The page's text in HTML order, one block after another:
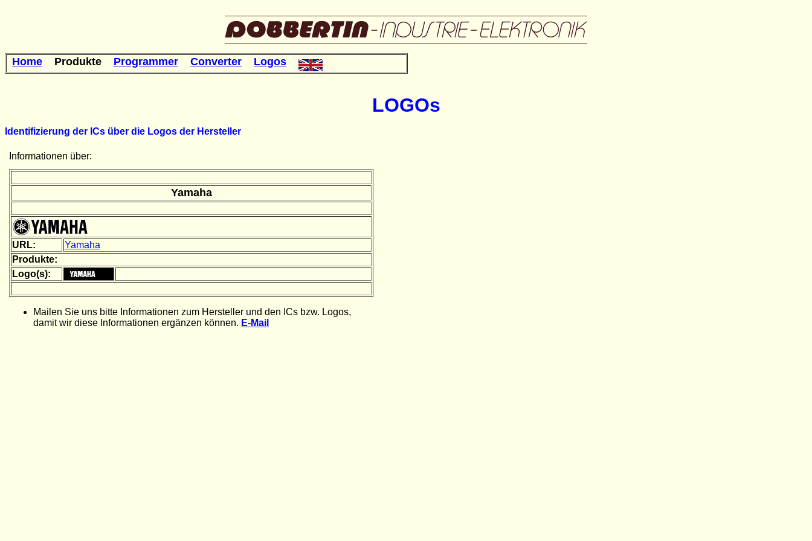
Home Produkte Programmer Converter Logos
LOGOs
Identifizierung der ICs über die Logos der Hersteller
Informationen über:
Yamaha
URL:
Yamaha
Produkte:
Logo(s):
Mailen Sie uns bitte Informationen zum Hersteller und den ICs bzw. Logos,
damit wir diese Informationen ergänzen können. E-Mail